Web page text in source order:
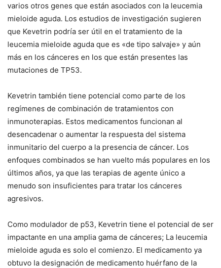
varios otros genes que están asociados con la leucemia
mieloide aguda. Los estudios de investigación sugieren
que Kevetrin podría ser útil en el tratamiento de la
leucemia mieloide aguda que es «de tipo salvaje» y aún
más en los cánceres en los que están presentes las
mutaciones de TP53.
Kevetrin también tiene potencial como parte de los
regímenes de combinación de tratamientos con
inmunoterapias. Estos medicamentos funcionan al
desencadenar o aumentar la respuesta del sistema
inmunitario del cuerpo a la presencia de cáncer. Los
enfoques combinados se han vuelto más populares en los
últimos años, ya que las terapias de agente único a
menudo son insuficientes para tratar los cánceres
agresivos.
Como modulador de p53, Kevetrin tiene el potencial de ser
impactante en una amplia gama de cánceres; La leucemia
mieloide aguda es solo el comienzo. El medicamento ya
obtuvo la designación de medicamento huérfano de la